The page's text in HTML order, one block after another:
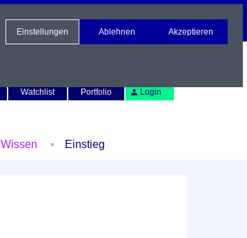
Watchlist Portfolio Login
Wissen Einstieg
Einstellungen Ablehnen Akzeptieren